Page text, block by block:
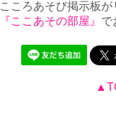
こころあそび掲示板が
『ここあその部屋』 で